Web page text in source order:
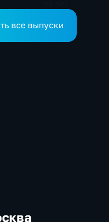
все выпуски